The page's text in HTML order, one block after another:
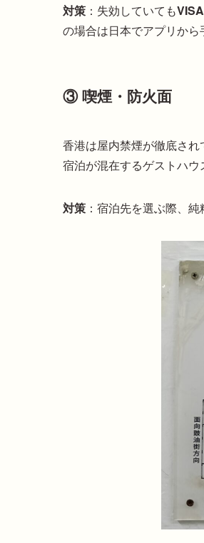
対策 ：失効していても
の場合は日本でアプリから
③ 喫煙・防火面
香港は屋内禁煙が徹底さ
宿泊が混在するゲストハウ
対策 ：宿泊先を選ぶ際、